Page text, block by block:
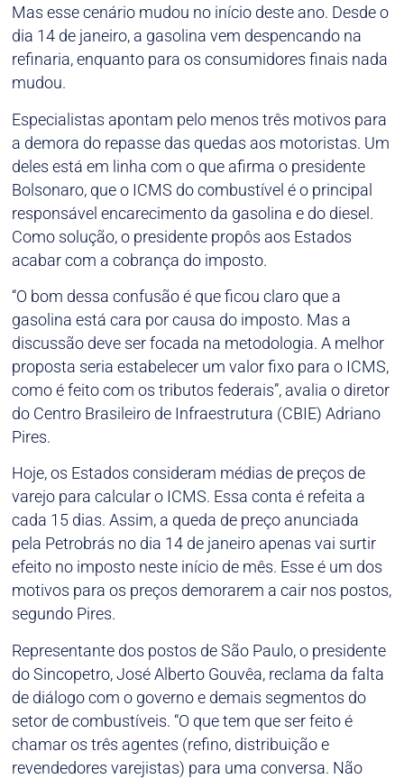
Mas esse cenário mudou no início deste ano. Desde o
dia 14 de janeiro, a gasolina vem despencando na
refinaria, enquanto para os consumidores finais nada
mudou.
Especialistas apontam pelo menos três motivos para
a demora do repasse das quedas aos motoristas. Um
deles está em linha com o que afirma o presidente
Bolsonaro, que o ICMS do combustível é o principal
responsável encarecimento da gasolina e do diesel.
Como solução, o presidente propôs aos Estados
acabar com a cobrança do imposto.
“O bom dessa confusão é que ficou claro que a
gasolina está cara por causa do imposto. Mas a
discussão deve ser focada na metodologia. A melhor
proposta seria estabelecer um valor fixo para o ICMS,
como é feito com os tributos federais”, avalia o diretor
do Centro Brasileiro de Infraestrutura (CBIE) Adriano
Pires.
Hoje, os Estados consideram médias de preços de
varejo para calcular o ICMS. Essa conta é refeita a
cada 15 dias. Assim, a queda de preço anunciada
pela Petrobrás no dia 14 de janeiro apenas vai surtir
efeito no imposto neste início de mês. Esse é um dos
motivos para os preços demorarem a cair nos postos,
segundo Pires.
Representante dos postos de São Paulo, o presidente
do Sincopetro, José Alberto Gouvêa, reclama da falta
de diálogo com o governo e demais segmentos do
setor de combustíveis. “O que tem que ser feito é
chamar os três agentes (refino, distribuição e
revendedores varejistas) para uma conversa. Não